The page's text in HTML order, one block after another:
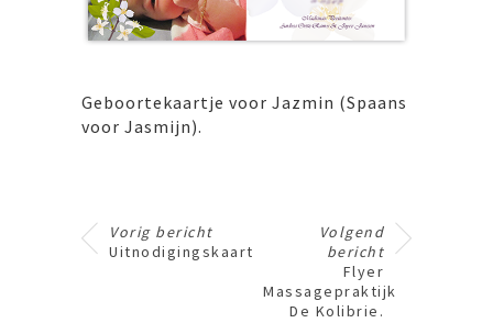
Geboortekaartje voor Jazmin (Spaans
voor Jasmijn).
Vorig bericht
Uitnodigingskaart
Volgend
bericht
Flyer
Massagepraktijk
De Kolibrie.